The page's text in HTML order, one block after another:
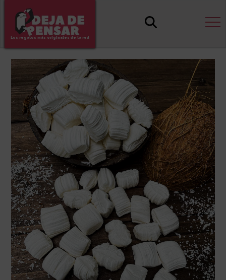
Los regalos más originales de la red